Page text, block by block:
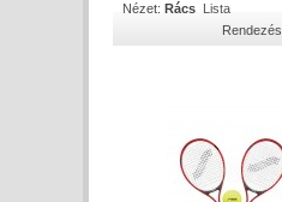
Nézet: Rács Lista
Rendezés